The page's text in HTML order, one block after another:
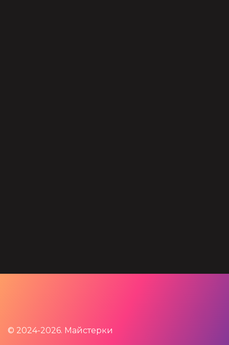
© 2024-2026. Майстерки